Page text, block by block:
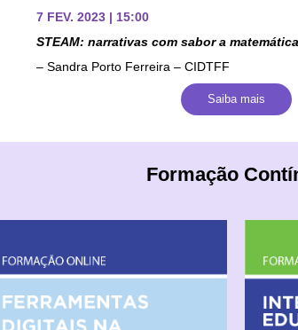
7 FEV. 2023 | 15:00
STEAM: narrativas com sabor a
– Sandra Porto Ferreira – CIDTFF
Saiba mais
Formação